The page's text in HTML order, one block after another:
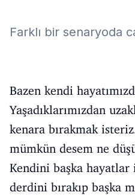
Farklı bir senaryoda
Bazen kendi
Yaşadıklarımızdan
kenara bırakmak
mümkün desem ne
Kendini başka
derdini bırakıp başka